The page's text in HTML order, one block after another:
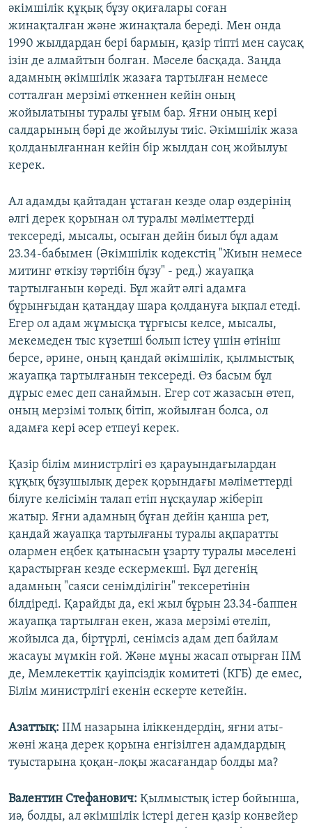
әкімшілік құқық бұзу оқиғалары соған
жинақталған және жинақтала береді. Мен онда
1990 жылдардан бері бармын, қазір тіпті мен саусақ
ізін де алмайтын болған. Мәселе басқада. Заңда
адамның әкімшілік жазаға тартылған немесе
сотталған мерзімі өткеннен кейін оның
жойылатыны туралы ұғым бар. Яғни оның кері
салдарының бәрі де жойылуы тиіс. Әкімшілік жаза
қолданылғаннан кейін бір жылдан соң жойылуы
керек.
Ал адамды қайтадан ұстаған кезде олар өздерінің
әлгі дерек қорынан ол туралы мәліметтерді
тексереді, мысалы, осыған дейін биыл бұл адам
23.34-бабымен (Әкімшілік кодекстің "Жиын немесе
митинг өткізу тәртібін бұзу" - ред.) жауапқа
тартылғанын көреді. Бұл жайт әлгі адамға
бұрынғыдан қатаңдау шара қолдануға ықпал етеді.
Егер ол адам жұмысқа тұрғысы келсе, мысалы,
мекемеден тыс күзетші болып істеу үшін өтініш
берсе, әрине, оның қандай әкімшілік, қылмыстық
жауапқа тартылғанын тексереді. Өз басым бұл
дұрыс емес деп санаймын. Егер сот жазасын өтеп,
оның мерзімі толық бітіп, жойылған болса, ол
адамға кері әсер етпеуі керек.
Қазір білім министрлігі өз қарауындағылардан
құқық бұзушылық дерек қорындағы мәліметтерді
білуге келісімін талап етіп нұсқаулар жіберіп
жатыр. Яғни адамның бұған дейін қанша рет,
қандай жауапқа тартылғаны туралы ақпаратты
олармен еңбек қатынасын ұзарту туралы мәселені
қарастырған кезде ескермекші. Бұл дегенің
адамның "саяси сенімділігін" тексеретінін
білдіреді. Қарайды да, екі жыл бұрын 23.34-баппен
жауапқа тартылған екен, жаза мерзімі өтеліп,
жойылса да, біртүрлі, сенімсіз адам деп байлам
жасауы мүмкін ғой. Және мұны жасап отырған ІІМ
де, Мемлекеттік қауіпсіздік комитеті (КГБ) де емес,
Білім министрлігі екенін ескерте кетейін.
Азаттық: ІІМ назарына іліккендердің, яғни аты-
жөні жаңа дерек қорына енгізілген адамдардың
туыстарына қоқан-лоқы жасағандар болды ма?
Валентин Стефанович: Қылмыстық істер бойынша,
иә, болды, ал әкімшілік істері деген қазір конвейер